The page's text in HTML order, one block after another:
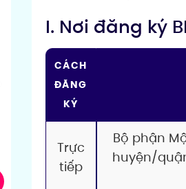
I. Nơi đăng ký
CÁCH
ĐĂNG
KÝ
Trực
tiếp
Bộ phận
huyện/